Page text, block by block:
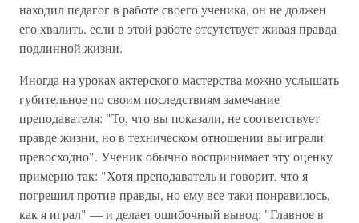
находил педагог в работе своего ученика, он не должен
его хвалить, если в этой работе отсутствует живая правда
подлинной жизни.
Иногда на уроках актерского мастерства можно услышать
губительное по своим последствиям замечание
преподавателя: "То, что вы показали, не соответствует
правде жизни, но в техническом отношении вы играли
превосходно". Ученик обычно воспринимает эту оценку
примерно так: "Хотя преподаватель и говорит, что я
погрешил против правды, но ему все-таки понравилось,
как я играл" — и делает ошибочный вывод: "Главное в